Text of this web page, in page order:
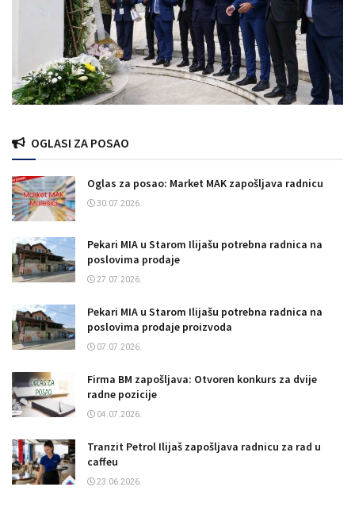
OGLASI ZA POSAO
Oglas za posao: Market MAK zapošljava radnicu
30.07.2026.
Pekari MIA u Starom Ilijašu potrebna radnica na
poslovima prodaje
27.07.2026.
Pekari MIA u Starom Ilijašu potrebna radnica na
poslovima prodaje proizvoda
07.07.2026.
Firma BM zapošljava: Otvoren konkurs za dvije
radne pozicije
04.07.2026.
Tranzit Petrol Ilijaš zapošljava radnicu za rad u
caffeu
23.06.2026.